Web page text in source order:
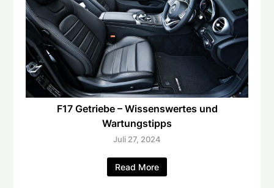
F17 Getriebe – Wissenswertes und
Wartungstipps
Juli 27, 2024
Read More